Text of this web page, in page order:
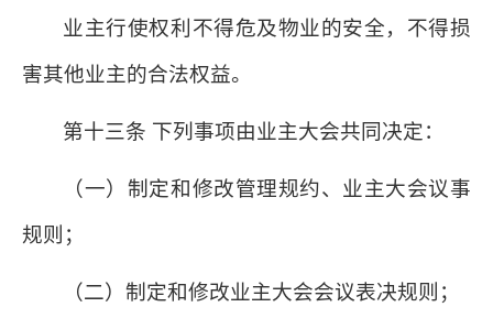
业主行使权利不得危及物业的安全，不得损
害其他业主的合法权益。
第十三条 下列事项由业主大会共同决定：
（一）制定和修改管理规约、业主大会议事
规则；
（二）制定和修改业主大会会议表决规则；